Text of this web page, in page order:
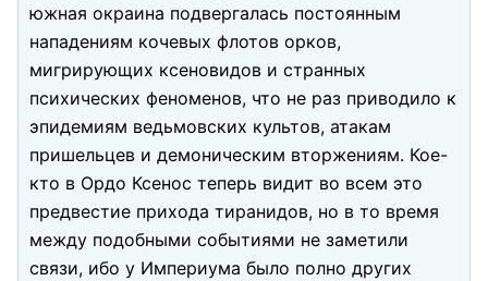
южная окраина подвергалась постоянным
нападениям кочевых флотов орков,
мигрирующих ксеновидов и странных
психических феноменов, что не раз приводило к
эпидемиям ведьмовских культов, атакам
пришельцев и демоническим вторжениям. Кое-
кто в Ордо Ксенос теперь видит во всем это
предвестие прихода тиранидов, но в то время
между подобными событиями не заметили
связи, ибо у Империума было полно других